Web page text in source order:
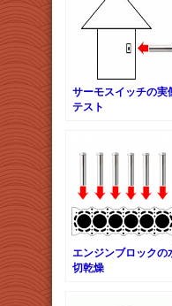
サーモスイッチの実
テスト
エンジンブロックの
切乾燥